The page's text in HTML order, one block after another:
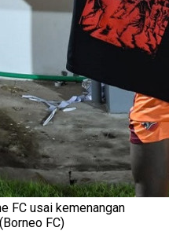
FC usai kemenangan
FC)